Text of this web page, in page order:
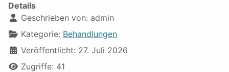
Details
Geschrieben von: admin
Kategorie: Behandlungen
Veröffentlicht: 27. Juli 2026
Zugriffe: 41